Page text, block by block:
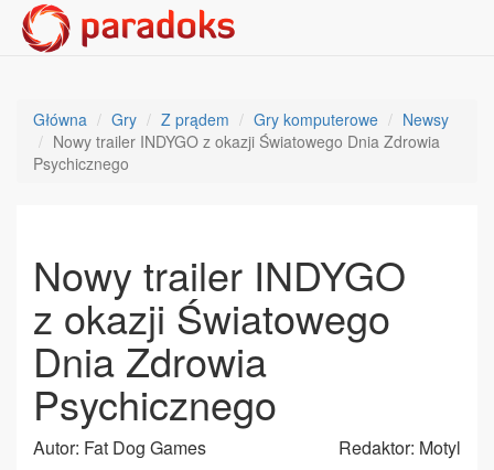
Główna Gry Z prądem Gry komputerowe
Newsy
Nowy trailer INDYGO z okazji Światowego Dnia Zdrowia
Psychicznego
Nowy trailer INDYGO
z okazji Światowego
Dnia Zdrowia
Psychicznego
Autor: Fat Dog Games Redaktor: Motyl